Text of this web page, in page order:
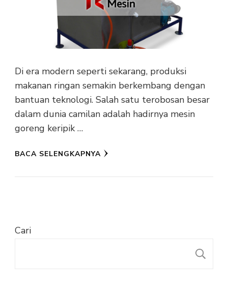
Di era modern seperti sekarang, produksi
makanan ringan semakin berkembang dengan
bantuan teknologi. Salah satu terobosan besar
dalam dunia camilan adalah hadirnya mesin
goreng keripik …
BACA SELENGKAPNYA
Cari